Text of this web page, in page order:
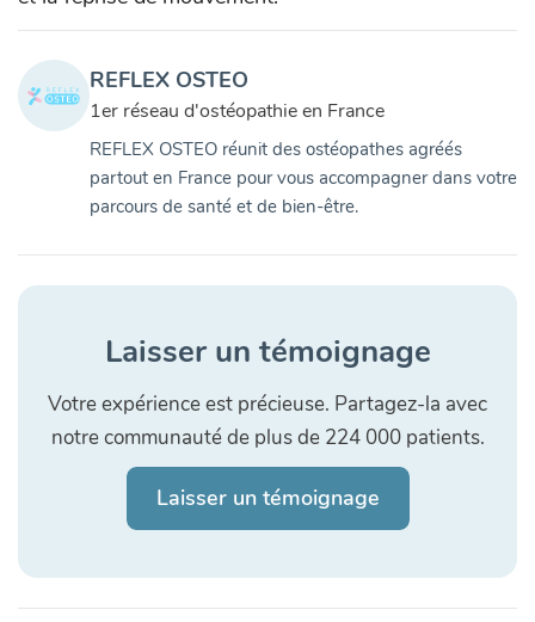
REFLEX OSTEO
1er réseau d'ostéopathie en France
REFLEX OSTEO réunit des ostéopathes agréés
partout en France pour vous accompagner dans votre
parcours de santé et de bien-être.
Laisser un témoignage
Votre expérience est précieuse. Partagez-la avec
notre communauté de plus de 224 000 patients.
Laisser un témoignage